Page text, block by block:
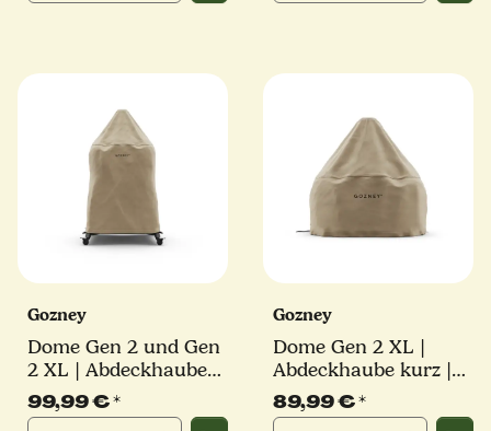
Gozney
Dome Gen 2 und Gen
2 XL | Abdeckhaube
lang | braun
99,99 €*
Gozney
Dome Gen 2 XL |
Abdeckhaube kurz |
braun
89,99 €*